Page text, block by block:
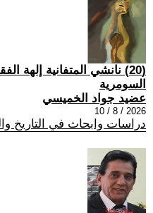
(20) نانشي المتفانية إلهة
السومرية
عضيد جواد الخميسي
2026 / 8 / 10
دراسات وابحاث في التاريخ